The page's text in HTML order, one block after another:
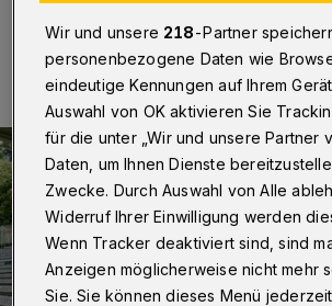
08.07.2026 , 18:53 Uhr 2 Minuten
Wir und unsere 218-Partner
personenbezogene Daten wie
eindeutige Kennungen auf Ihrem
Auswahl von OK aktivieren Sie
für die unter „Wir und unsere Partner
Daten, um Ihnen Dienste
Zwecke. Durch Auswahl von Alle
Widerruf Ihrer Einwilligung werden
Wenn Tracker deaktiviert sind, sind
Anzeigen möglicherweise nicht mehr
Sie. Sie können dieses Menü